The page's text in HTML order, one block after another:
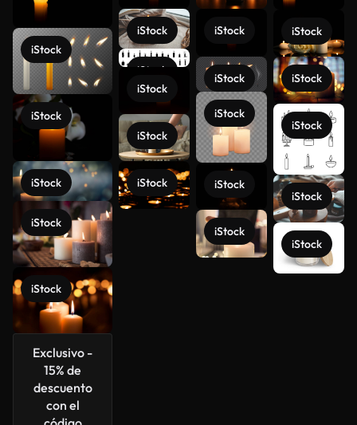
iStock
iStock
iStock
iStock
iStock
Exclusivo -
15% de
descuento
con el
iStock
iStock
iStock
iStock
iStock
iStock
iStock
iStock
iStock
iStock
iStock
iStock
iStock
iStock
iStock